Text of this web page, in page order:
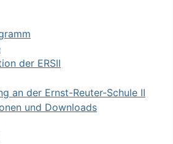
der ERSII
an der Ernst-Reuter-Schule II
und Downloads